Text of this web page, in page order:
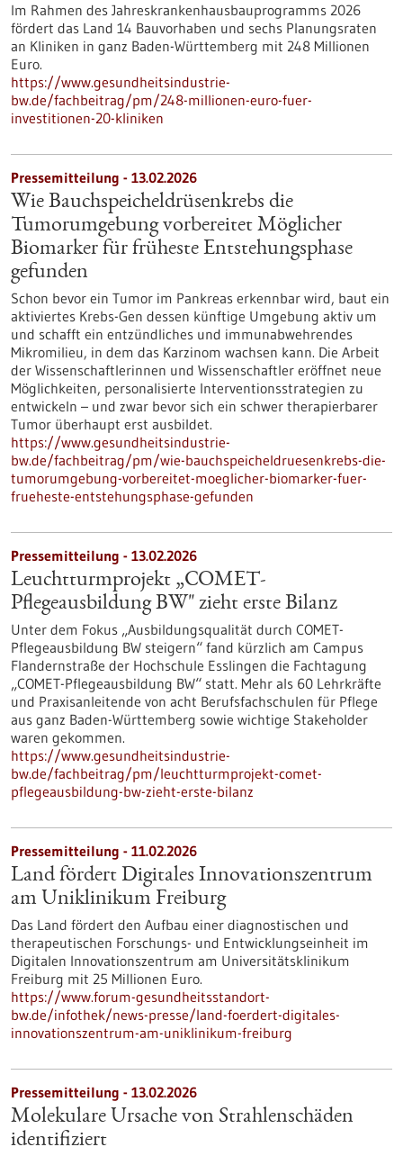
Im Rahmen des Jahreskrankenhausbauprogramms 2026
fördert das Land 14 Bauvorhaben und sechs Planungsraten
an Kliniken in ganz Baden-Württemberg mit 248 Millionen
Euro.
https://www.gesundheitsindustrie-
bw.de/fachbeitrag/pm/248-millionen-euro-fuer-
investitionen-20-kliniken
Pressemitteilung - 13.02.2026
Wie Bauchspeicheldrüsenkrebs die
Tumorumgebung vorbereitet Möglicher
Biomarker für früheste Entstehungsphase
gefunden
Schon bevor ein Tumor im Pankreas erkennbar wird, baut ein
aktiviertes Krebs-Gen dessen künftige Umgebung aktiv um
und schafft ein entzündliches und immunabwehrendes
Mikromilieu, in dem das Karzinom wachsen kann. Die Arbeit
der Wissenschaftlerinnen und Wissenschaftler eröffnet neue
Möglichkeiten, personalisierte Interventionsstrategien zu
entwickeln – und zwar bevor sich ein schwer therapierbarer
Tumor überhaupt erst ausbildet.
https://www.gesundheitsindustrie-
bw.de/fachbeitrag/pm/wie-bauchspeicheldruesenkrebs-die-
tumorumgebung-vorbereitet-moeglicher-biomarker-fuer-
frueheste-entstehungsphase-gefunden
Pressemitteilung - 13.02.2026
Leuchtturmprojekt „COMET-
Pflegeausbildung BW" zieht erste Bilanz
Unter dem Fokus „Ausbildungsqualität durch COMET-
Pflegeausbildung BW steigern“ fand kürzlich am Campus
Flandernstraße der Hochschule Esslingen die Fachtagung
„COMET-Pflegeausbildung BW“ statt. Mehr als 60 Lehrkräfte
und Praxisanleitende von acht Berufsfachschulen für Pflege
aus ganz Baden-Württemberg sowie wichtige Stakeholder
waren gekommen.
https://www.gesundheitsindustrie-
bw.de/fachbeitrag/pm/leuchtturmprojekt-comet-
pflegeausbildung-bw-zieht-erste-bilanz
Pressemitteilung - 11.02.2026
Land fördert Digitales Innovationszentrum
am Uniklinikum Freiburg
Das Land fördert den Aufbau einer diagnostischen und
therapeutischen Forschungs- und Entwicklungseinheit im
Digitalen Innovationszentrum am Universitätsklinikum
Freiburg mit 25 Millionen Euro.
https://www.forum-gesundheitsstandort-
bw.de/infothek/news-presse/land-foerdert-digitales-
innovationszentrum-am-uniklinikum-freiburg
Pressemitteilung - 13.02.2026
Molekulare Ursache von Strahlenschäden
identifiziert